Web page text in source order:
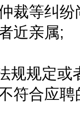
裁等纠
近亲属;
规定或
符合应聘